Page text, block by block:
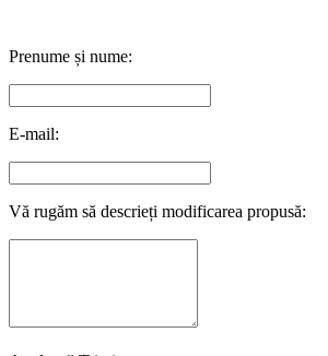
Prenume și nume:
E-mail:
Vă rugăm să descrieți modificarea propusă: